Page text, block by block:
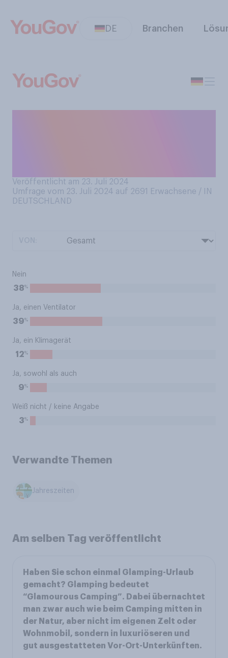
DE Branchen
Veröffentlicht am 23. Juli 2024
Umfrage vom 23. Juli 2024 auf 2691
Erwachsene / IN
DEUTSCHLAND
Nein
38%
Ja, einen Ventilator
39%
Ja, ein Klimagerät
12%
Ja, sowohl als auch
9%
Weiß nicht / keine Angabe
3%
Verwandte Themen
Jahreszeiten
Am selben Tag veröffentlicht
Haben Sie schon einmal Glamping-Urlaub
gemacht? Glamping bedeutet
“Glamourous Camping”. Dabei übernachtet
man zwar auch wie beim Camping mitten in
der Natur, aber nicht im eigenen Zelt oder
Wohnmobil, sondern in luxuriöseren und
gut ausgestatteten Vor-Ort-Unterkünften.